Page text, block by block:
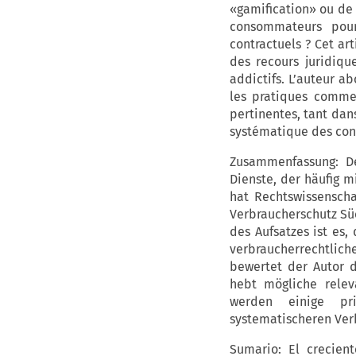
«gamification» ou
consommateurs
contractuels ? Cet
des recours
addictifs. L’auteur
les pratiques
pertinentes, tant
systématique des
Zusammenfassung:
Dienste, der häufig
hat
Verbraucherschutz
des Aufsatzes ist
bewertet der Autor
hebt mögliche
werden einige
systematischeren
Sumario: El